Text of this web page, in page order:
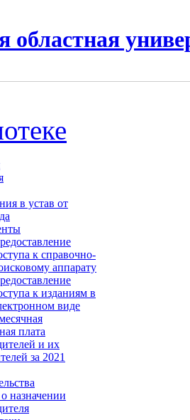
областная
в устав от
к справочно-
аппарату
к изданиям в
виде
плата
и их
за 2021
назначении